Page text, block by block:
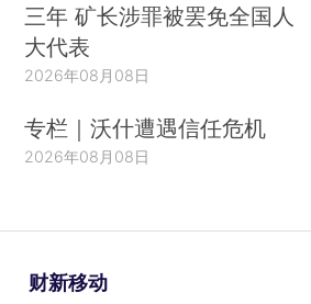
三年 矿长涉罪被罢免全国人
大代表
2026年08月08日
专栏｜沃什遭遇信任危机
2026年08月08日
财新移动